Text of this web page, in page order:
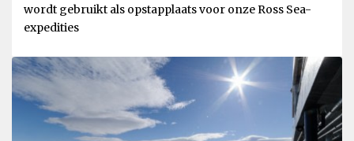
wordt gebruikt als opstapplaats voor onze Ross Sea-
expedities